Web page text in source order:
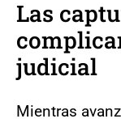
Las
judicial
Mientras